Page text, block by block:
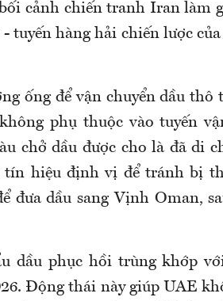
cảnh chiến tranh Iran làm
tuyến hàng hải chiến lược
ống để vận chuyển dầu
phụ thuộc vào tuyến
chở dầu được cho là đã di
hiệu định vị để tránh bị
đưa dầu sang Vịnh Oman,
dầu phục hồi trùng khớp
Động thái này giúp UAE